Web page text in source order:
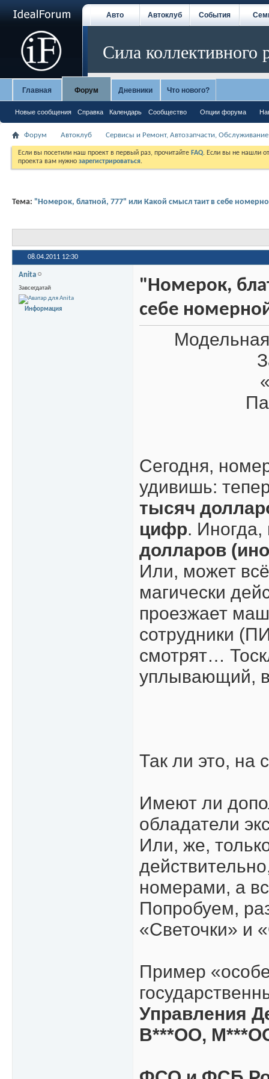
Авто Автоклуб События
Сила коллективного
Главная Форум
Новые сообщения Справка Календарь Сообщество Опции форума
Дневники Что нового?
Форум Автоклуб Сервисы и Ремонт, Автозапчасти,
Если вы посетили наш проект в первый раз, прочитайте FAQ. Если вы не нашли
проекта вам нужно зарегистрироваться.
Тема: "Номерок, блатной, 777" или Какой смысл таит в себе
08.04.2011 12:30
Anita
Завсегдатай
Информация
"Номерок,
себе
Сегодня,
удивишь:
тысяч
цифр.
долларов
Или, может
магически
проезжает
сотрудники
смотрят…
уплывающий,
Так ли это, на
Имеют ли
обладатели
Или, же,
номерами, а
Попробуем,
«Светочки» и
Пример
Управления
В***ОО,